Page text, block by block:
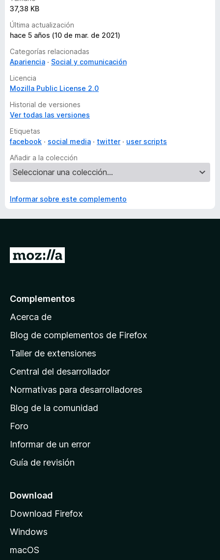
37,38 KB
Última actualización
hace 5 años (10 de mar. de 2021)
Categorías relacionadas
Apariencia
Social y comunicación
Licencia
Mozilla Public License 2.0
Historial de versiones
Ver todas las versiones
Etiquetas
facebook
social media twitter
user scripts
Añadir a la colección
Informar sobre este complemento
p
á
n
a
e
i
n
c
o
e
M
Complementos
Acerca de
Blog de complementos de Firefox
Taller de extensiones
Central del desarrollador
Normativas para desarrolladores
Blog de la comunidad
Foro
Informar de un error
Guía de revisión
Download
Download Firefox
Windows
macOS